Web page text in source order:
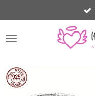
direct
naar